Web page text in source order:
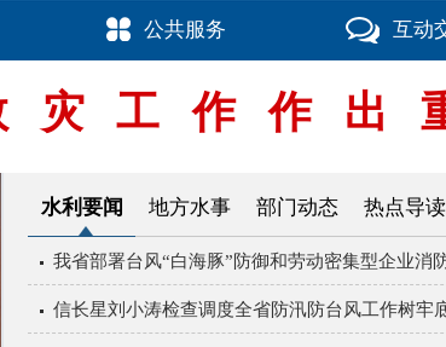
公共服务 互动
灾工作作出
水利要闻
我省部署台风“白海豚”防御和劳动密集型企业消
信长星刘小涛检查调度全省防汛防台风工作树牢
地方水事 部门动态 热点导读